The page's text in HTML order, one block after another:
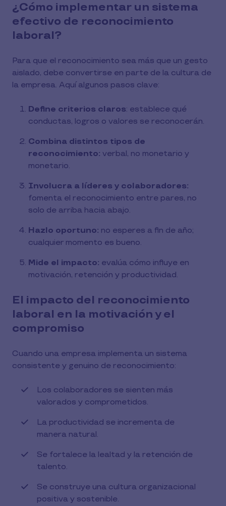
¿Cómo implementar un sistema
efectivo de reconocimiento
laboral?
Para que el reconocimiento sea más que un gesto
aislado, debe convertirse en parte de la cultura de
la empresa. Aquí algunos pasos clave:
Define criterios claros: establece qué
conductas, logros o valores se reconocerán.
Combina distintos tipos de
reconocimiento: verbal, no monetario y
monetario.
Involucra a líderes y colaboradores:
fomenta el reconocimiento entre pares, no
solo de arriba hacia abajo.
Hazlo oportuno: no esperes a fin de año;
cualquier momento es bueno.
Mide el impacto: evalúa cómo influye en
motivación, retención y productividad.
El impacto del reconocimiento
laboral en la motivación y el
compromiso
Cuando una empresa implementa un sistema
consistente y genuino de reconocimiento:
Los colaboradores se sienten más
valorados y comprometidos.
La productividad se incrementa de
manera natural.
Se fortalece la lealtad y la retención de
talento.
Se construye una cultura organizacional
positiva y sostenible.